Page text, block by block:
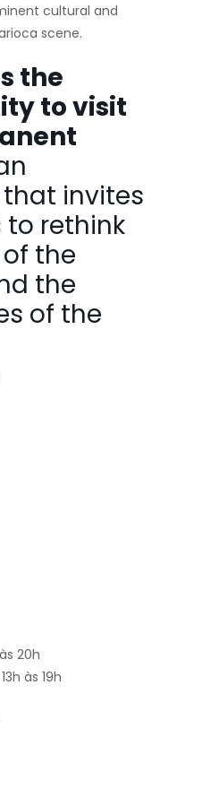
cultural and
scene.
the
to visit
invites
rethink
the
the
of the
20h
às 19h